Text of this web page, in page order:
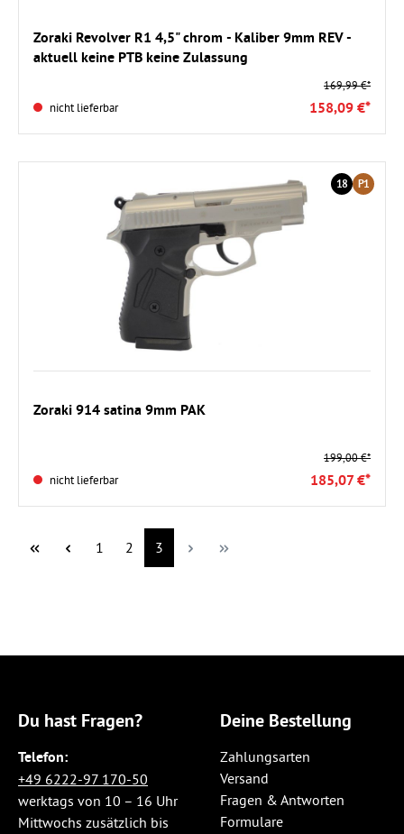
Zoraki Revolver R1 4,5" chrom - Kaliber 9mm REV -
aktuell keine PTB keine Zulassung
nicht lieferbar
169,99 €*
158,09 €*
18 P1
Zoraki 914 satina 9mm PAK
nicht lieferbar
199,00 €*
185,07 €*
Seite
1 Seite
2 Seite
3
Du hast Fragen?
Telefon:
+49 6222-97 170-50
werktags von 10 – 16 Uhr
Mittwochs zusätzlich bis
Deine Bestellung
Zahlungsarten
Versand
Fragen & Antworten
Formulare